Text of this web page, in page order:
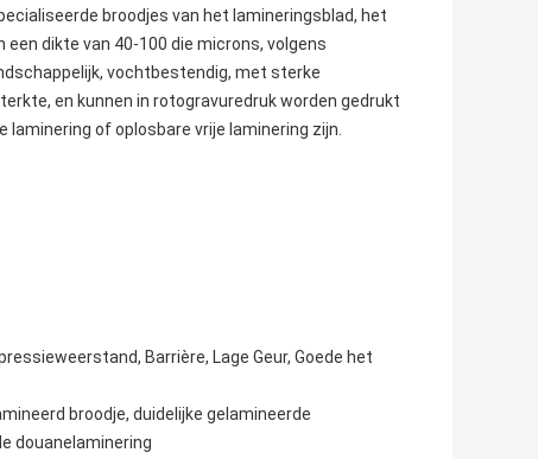
broodjes van het lamineringsblad, het
dikte van 40-100 die microns, volgens
vochtbestendig, met sterke
en kunnen in rotogravuredruk worden gedrukt
laminering of oplosbare vrije laminering zijn.
Barrière, Lage Geur, Goede het
broodje, duidelijke gelamineerde
douanelaminering